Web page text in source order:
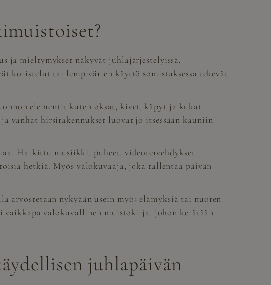
ja mieltymykset näkyvät juhlajärjestelyissä.
koristelut tai lempivärien käyttö somistuksessa tekevät
elementit kuten oksat, kivet, käpyt ja kukat
vanhat hirsirakennukset luovat jo itsessään kauniin
Harkittu musiikki, puheet, videotervehdykset
hetkiä. Myös valokuvaaja, joka tallentaa päivän
nykyään usein myös elämyksiä tai nuoren
valokuvallinen muistokirja, johon kerätään
juhlapäivän